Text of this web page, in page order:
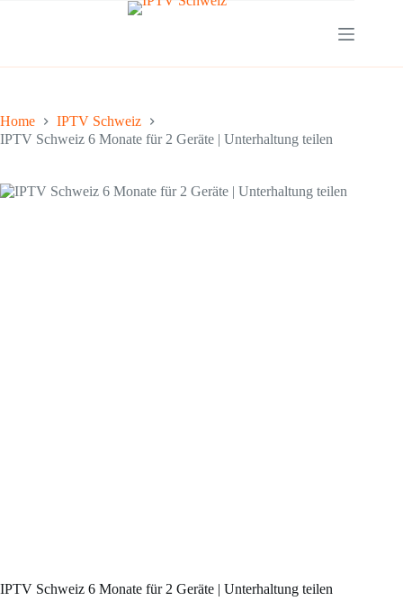
Home
IPTV Schweiz
IPTV Schweiz 6 Monate für 2 Geräte | Unterhaltung teilen
IPTV Schweiz 6 Monate für 2 Geräte | Unterhaltung teilen